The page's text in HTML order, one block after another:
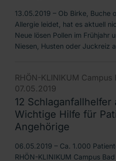
13.05.2019 – Ob Birke, Buche
Allergie leidet, hat es aktuell
Neue lösen Pollen im Frühjahr
Niesen, Husten oder Juckreiz
RHÖN-KLINIKUM Campus
07.05.2019
12 Schlaganfallhelfer
Wichtige Hilfe für
Angehörige
06.05.2019 – Ca. 1.000
RHÖN-KLINIKUM Campus